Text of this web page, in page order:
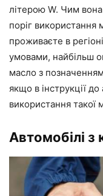
літерою W. Чим
поріг використання
проживаєте в
умовами, найбільш
масло з позначенням
якщо в інструкції
використання такої
Автомобілі